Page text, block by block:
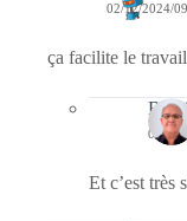
02/12/2024/
ça facilite le travail
02/12/
Et c’est très